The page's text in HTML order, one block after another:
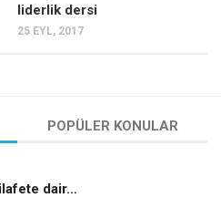
liderlik dersi
25 EYL, 2017
POPÜLER KONULAR
dair…